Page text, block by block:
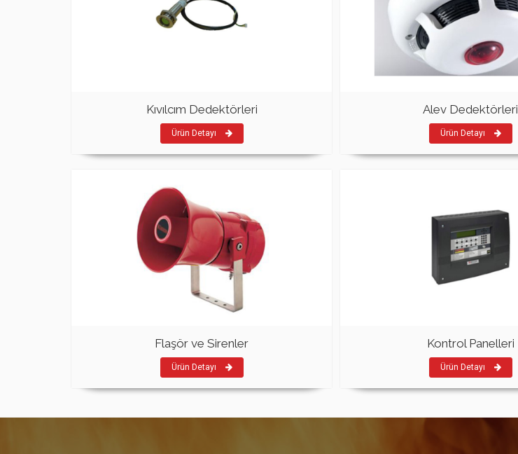
Kıvılcım Dedektörleri
Ürün Detayı
Alev Dedektörleri
Ürün Detayı
Flaşör ve Sirenler
Ürün Detayı
Kontrol Panelleri
Ürün Detayı